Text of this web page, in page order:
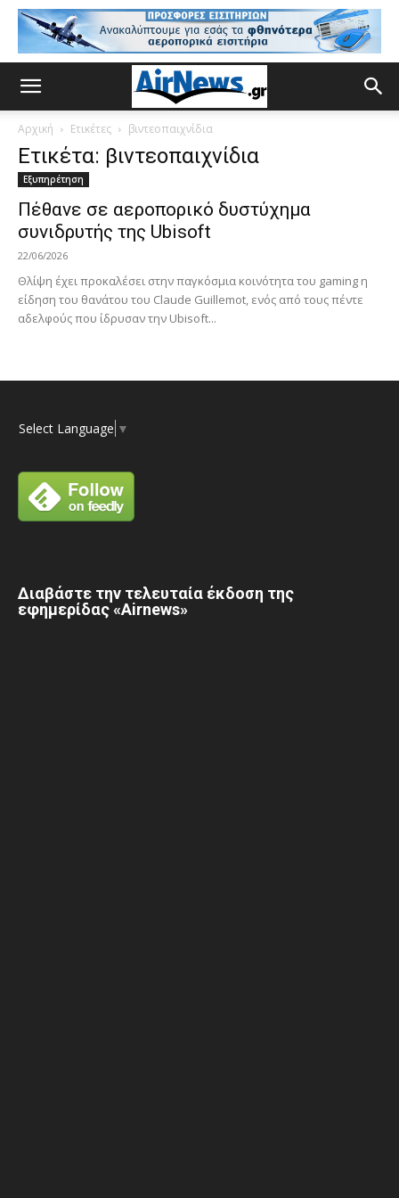
Αρχική Ετικέτες βιντεοπαιχνίδια
Ετικέτα: βιντεοπαιχνίδια
Εξυπηρέτηση
Πέθανε σε αεροπορικό δυστύχημα
συνιδρυτής της Ubisoft
22/06/2026
Θλίψη έχει προκαλέσει στην παγκόσμια κοινότητα του gaming η
είδηση του θανάτου του Claude Guillemot, ενός από τους πέντε
αδελφούς που ίδρυσαν την Ubisoft...
Select Language ▼
Διαβάστε την τελευταία έκδοση της
εφημερίδας «Airnews»